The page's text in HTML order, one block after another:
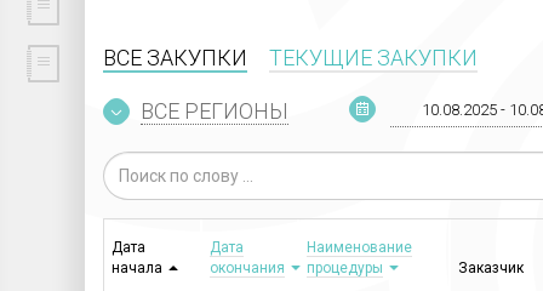
ВСЕ ЗАКУПКИ ТЕКУЩИЕ ЗАКУПКИ
ВСЕ РЕГИОНЫ
Дата
начала
Дата
окончания
Наименование
процедуры
Заказчик